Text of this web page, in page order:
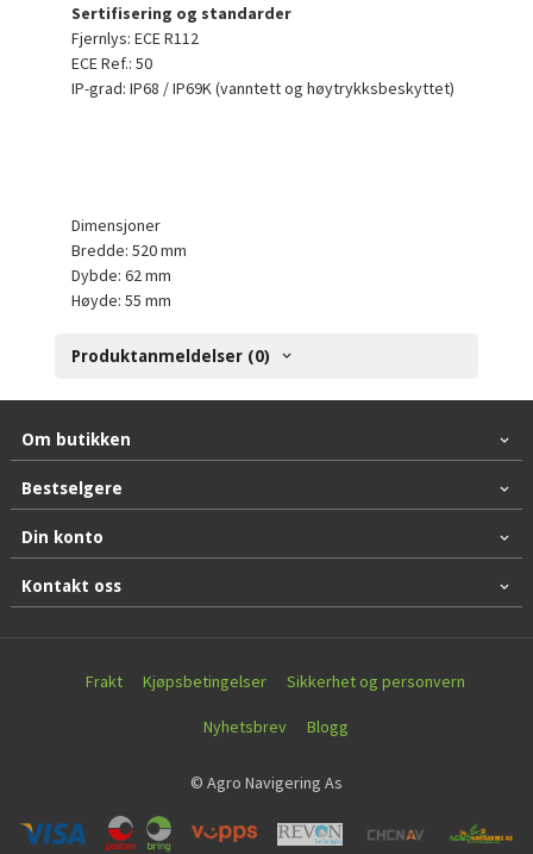
Sertifisering og standarder
Fjernlys: ECE R112
ECE Ref.: 50
IP-grad: IP68 / IP69K (vanntett og høytrykksbeskyttet)
Dimensjoner
Bredde: 520 mm
Dybde: 62 mm
Høyde: 55 mm
Produktanmeldelser (0)
Om butikken
Bestselgere
Din konto
Kontakt oss
Frakt Kjøpsbetingelser Sikkerhet og personvern
Nyhetsbrev Blogg
© Agro Navigering As